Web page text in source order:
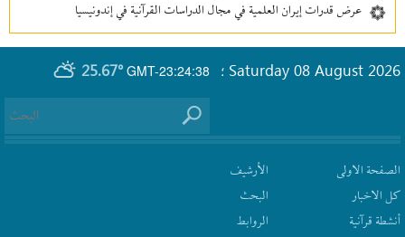
عرض قدرات إيران العلمية في مجال الدراسات القرآنية في إندونيسيا
GMT-23:24:38
25.67° Saturday 08 August 2026 ؛
الصفحة الاولى
كل الاخبار
أنشطة قرآنیة
الأرشیف
البحث
الروابط